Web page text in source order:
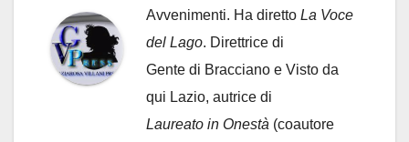
Avvenimenti. Ha diretto La Voce
del Lago. Direttrice di
Gente di Bracciano e Visto da
qui Lazio, autrice di
Laureato in Onestà (coautore